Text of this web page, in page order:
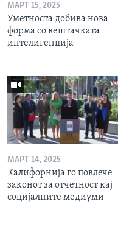
МАРТ 15, 2025
Уметноста добива нова
форма со вештачката
интелигенција
МАРТ 14, 2025
Калифорнија го повлече
законот за отчетност кај
социјалните медиуми